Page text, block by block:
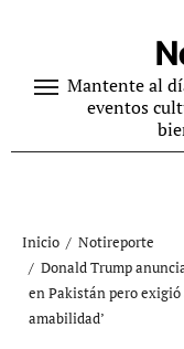
contenidoMantente al
eventos
Inicio
Notireporte
Donald Trump
en Pakistán pero exigió
amabilidad’